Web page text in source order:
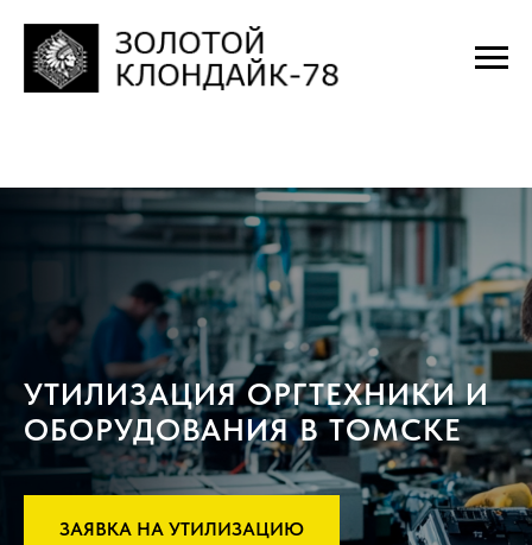
УТИЛИЗАЦИЯ ОРГТЕХНИКИ И
ОБОРУДОВАНИЯ В ТОМСКЕ
ЗАЯВКА НА УТИЛИЗАЦИЮ